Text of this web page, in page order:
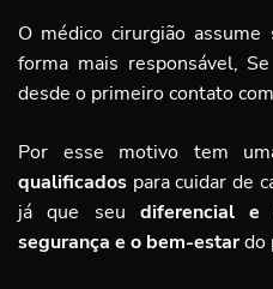
O médico cirurgião
forma mais responsável,
desde o primeiro contato
Por esse motivo tem
qualificados para cuidar de
já que seu diferencial e
segurança e o bem-estardo